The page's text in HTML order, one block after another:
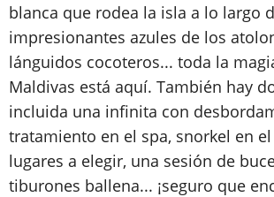
blanca que rodea la isla a lo largo
impresionantes azules de los
lánguidos cocoteros... toda la
Maldivas está aquí. También hay
incluida una infinita con
tratamiento en el spa, snorkel en
lugares a elegir, una sesión de
tiburones ballena... ¡seguro que